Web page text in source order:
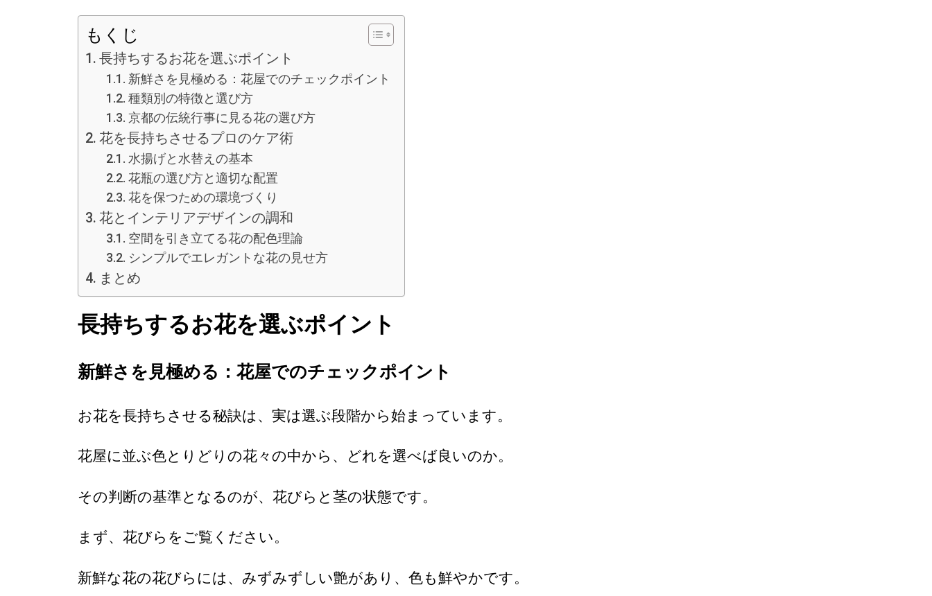
もくじ
長持ちするお花を選ぶポイント
新鮮さを見極める：花屋でのチェックポイント
種類別の特徴と選び方
京都の伝統行事に見る花の選び方
花を長持ちさせるプロのケア術
水揚げと水替えの基本
花瓶の選び方と適切な配置
花を保つための環境づくり
花とインテリアデザインの調和
空間を引き立てる花の配色理論
シンプルでエレガントな花の見せ方
まとめ
長持ちするお花を選ぶポイント
新鮮さを見極める：花屋でのチェックポイント
お花を長持ちさせる秘訣は、実は選ぶ段階から始まっています。
花屋に並ぶ色とりどりの花々の中から、どれを選べば良いのか。
その判断の基準となるのが、花びらと茎の状態です。
まず、花びらをご覧ください。
新鮮な花の花びらには、みずみずしい艶があり、色も鮮やかです。